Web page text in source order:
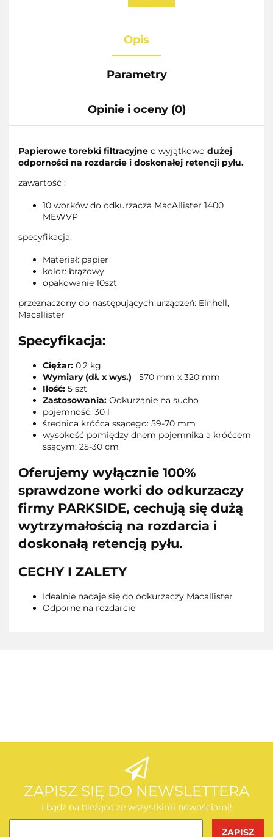
Opis
Parametry
Opinie i oceny (0)
Papierowe torebki filtracyjne o wyjątkowo dużej
odporności na rozdarcie i doskonałej retencji pyłu.
zawartość :
10 worków do odkurzacza MacAllister 1400
MEWVP
specyfikacja:
Materiał: papier
kolor: brązowy
opakowanie 10szt
przeznaczony do następujących urządzeń: Einhell,
Macallister
Specyfikacja:
Ciężar: 0,2 kg
Wymiary (dł. x wys.) 570 mm x 320 mm
Ilość: 5 szt
Zastosowania: Odkurzanie na sucho
pojemność: 30 l
średnica króćca ssącego: 59-70 mm
wysokość pomiędzy dnem pojemnika a króćcem
ssącym: 25-30 cm
Oferujemy wyłącznie 100%
sprawdzone worki do odkurzaczy
firmy PARKSIDE, cechują się dużą
wytrzymałością na rozdarcia i
doskonałą retencją pyłu.
CECHY I ZALETY
Idealnie nadaje się do odkurzaczy Macallister
Odporne na rozdarcie
AEG
ZAPISZ SIĘ DO NEWSLETTERA
I bądź na bieżąco ze wszystkimi nowościami!